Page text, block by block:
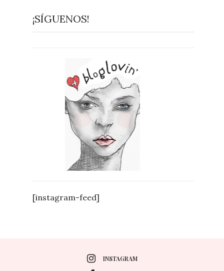
¡SÍGUENOS!
[instagram-feed]
INSTAGRAM